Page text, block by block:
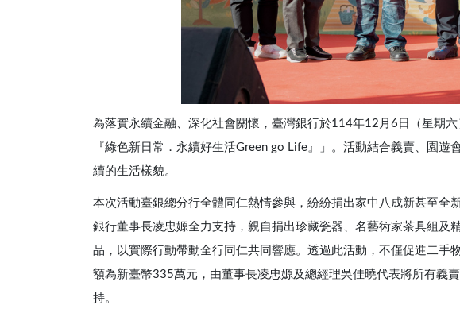
為落實永續金融、深化社會關懷，臺灣銀行於114年12月6日（星期
『綠色新日常．永續好生活Green go Life』」。活動結合義賣、園
續的生活樣貌。
本次活動臺銀總分行全體同仁熱情參與，紛紛捐出家中八成新甚至
銀行董事長凌忠嫄全力支持，親自捐出珍藏瓷器、名藝術家茶具組
品，以實際行動帶動全行同仁共同響應。透過此活動，不僅促進二
額為新臺幣335萬元，由董事長凌忠嫄及總經理吳佳曉代表將所有義
持。